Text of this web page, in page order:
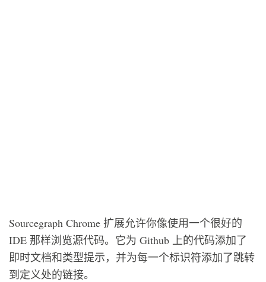
Sourcegraph Chrome 扩展允许你像使用一个很好的
IDE 那样浏览源代码。它为 Github 上的代码添加了
即时文档和类型提示，并为每一个标识符添加了跳转
到定义处的链接。